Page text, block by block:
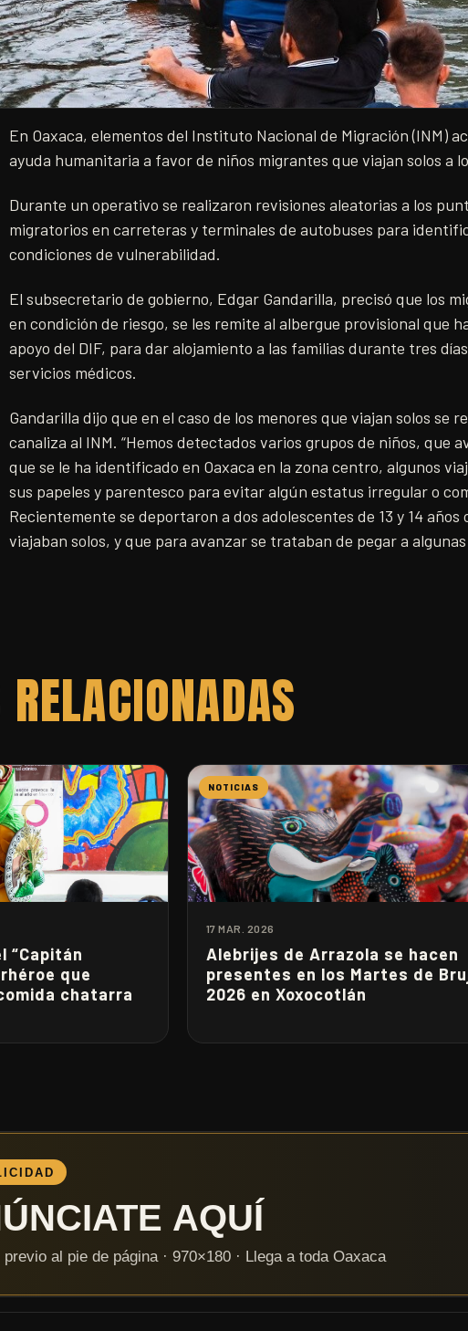
En Oaxaca, elementos del Instituto Nacional de Migración (INM)
ayuda humanitaria a favor de niños migrantes que viajan solos a
Durante un operativo se realizaron revisiones aleatorias a los
migratorios en carreteras y terminales de autobuses para
condiciones de vulnerabilidad.
El subsecretario de gobierno, Edgar Gandarilla, precisó que los
en condición de riesgo, se les remite al albergue provisional que
apoyo del DIF, para dar alojamiento a las familias durante tres
servicios médicos.
Gandarilla dijo que en el caso de los menores que viajan solos se
canaliza al INM. “Hemos detectados varios grupos de niños, que
que se le ha identificado en Oaxaca en la zona centro, algunos
sus papeles y parentesco para evitar algún estatus irregular o
Recientemente se deportaron a dos adolescentes de 13 y 14
viajaban solos, y que para avanzar se trataban de pegar a
RELACIONADAS
“Capitán
que
chatarra
NOTICIAS
17 MAR. 2026
Alebrijes de Arrazola se hacen
presentes en los Martes de
2026 en Xoxocotlán